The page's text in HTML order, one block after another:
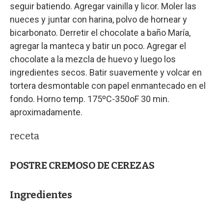
seguir batiendo. Agregar vainilla y licor. Moler las
nueces y juntar con harina, polvo de hornear y
bicarbonato. Derretir el chocolate a baño María,
agregar la manteca y batir un poco. Agregar el
chocolate a la mezcla de huevo y luego los
ingredientes secos. Batir suavemente y volcar en
tortera desmontable con papel enmantecado en el
fondo. Horno temp. 175ºC-350oF 30 min.
aproximadamente.
receta
POSTRE CREMOSO DE CEREZAS
Ingredientes